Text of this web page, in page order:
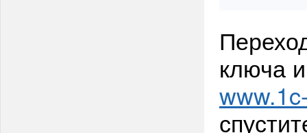
ключа